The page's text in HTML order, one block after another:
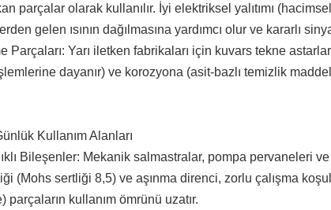
parçalar olarak kullanılır. İyi elektriksel yalıtımı
gelen ısının dağılmasına yardımcı olur ve kararlı
Parçaları: Yarı iletken fabrikaları için kuvars tekne
dayanır) ve korozyona (asit-bazlı temizlik
Kullanım Alanları
Bileşenler: Mekanik salmastralar, pompa pervaneleri
(Mohs sertliği 8,5) ve aşınma direnci, zorlu çalışma
parçaların kullanım ömrünü uzatır.